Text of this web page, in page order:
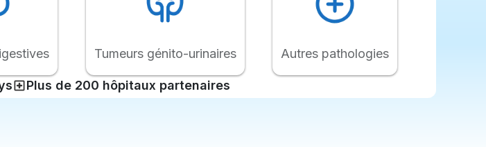
Tumeurs génito-urinaires Autres pathologies
Plus de 200 hôpitaux partenaires